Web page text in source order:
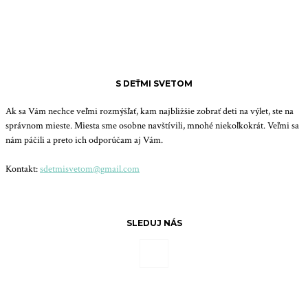
S DEŤMI SVETOM
Ak sa Vám nechce veľmi rozmýšľať, kam najbližšie zobrať deti na výlet, ste na
správnom mieste. Miesta sme osobne navštívili, mnohé niekoľkokrát. Veľmi sa
nám páčili a preto ich odporúčam aj Vám.
Kontakt:sdetmisvetom@gmail.com
SLEDUJ NÁS